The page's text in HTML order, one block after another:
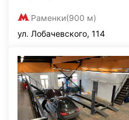
Раменки(900 м)
ул. Лобачевского, 114